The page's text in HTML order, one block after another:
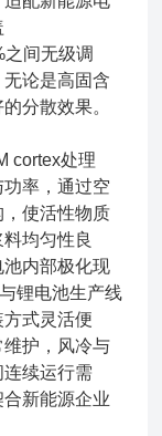
间无级调
论是高固含
分散效果。
cortex处理
率，通过空
使活性物质
均匀性良
内部极化现
锂电池生产线
式灵活便
护，风冷与
续运行需
新能源企业